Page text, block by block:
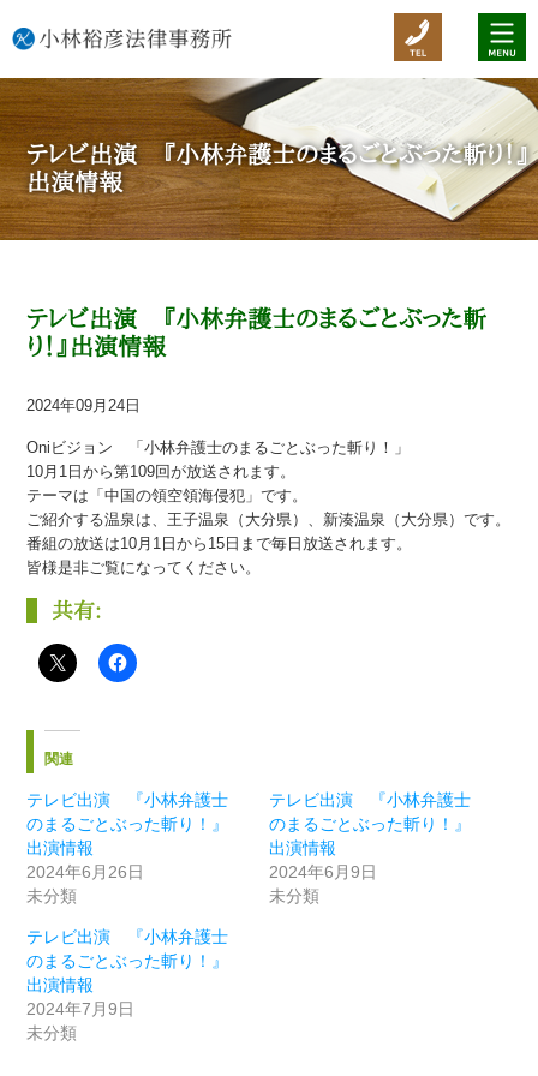
テレビ出演 『小林弁護士のまるごとぶった斬り！』
出演情報
テレビ出演 『小林弁護士のまるごとぶった斬
り！』出演情報
2024年09月24日
Oniビジョン 「小林弁護士のまるごとぶった斬り！」
10月1日から第109回が放送されます。
テーマは「中国の領空領海侵犯」です。
ご紹介する温泉は、王子温泉（大分県）、新湊温泉（大分県）です。
番組の放送は10月1日から15日まで毎日放送されます。
皆様是非ご覧になってください。
共有:
関連
テレビ出演 『小林弁護士
のまるごとぶった斬り！』
出演情報
2024年6月26日
未分類
テレビ出演 『小林弁護士
のまるごとぶった斬り！』
出演情報
2024年6月9日
未分類
テレビ出演 『小林弁護士
のまるごとぶった斬り！』
出演情報
2024年7月9日
未分類